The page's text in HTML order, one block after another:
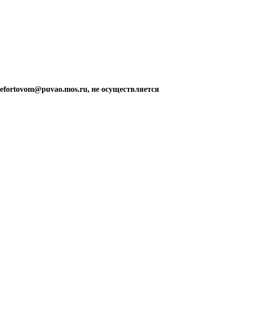
не осуществляется